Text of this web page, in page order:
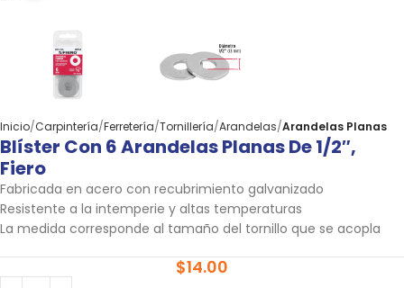
Inicio Carpintería Ferretería Tornillería Arandelas Arandelas Planas
Blíster Con 6 Arandelas Planas De 1/2″,
Fiero
Fabricada en acero con recubrimiento galvanizado
Resistente a la intemperie y altas temperaturas
La medida corresponde al tamaño del tornillo que se acopla
$14.00